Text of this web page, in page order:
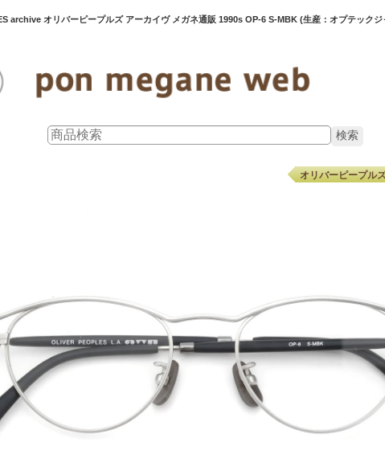
archive オリバーピープルズ アーカイヴ メガネ通販 1990s OP-6 S-MBK (生産：オプテックジ
オリバーピープル